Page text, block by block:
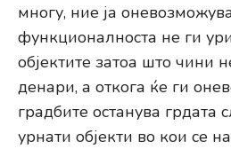
многу, ние ја
функционалноста не ги
објектите затоа што чини
денари, а откога ќе ги
градбите останува грдата
урнати објекти во кои се